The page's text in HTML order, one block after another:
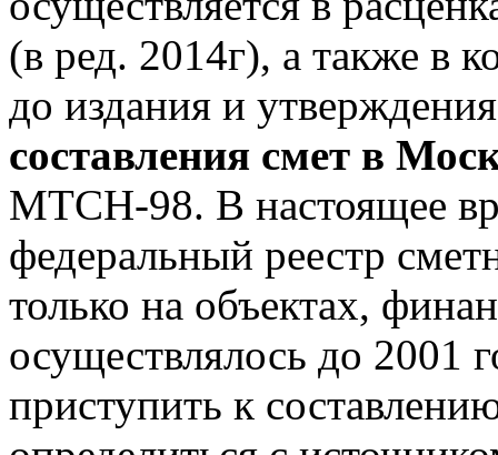
(в ред. 2014г), а также в
до издания и
составления смет в
МТСН-98. В настоящее
федеральный реестр
только на объектах,
осуществлялось до 2001
приступить к